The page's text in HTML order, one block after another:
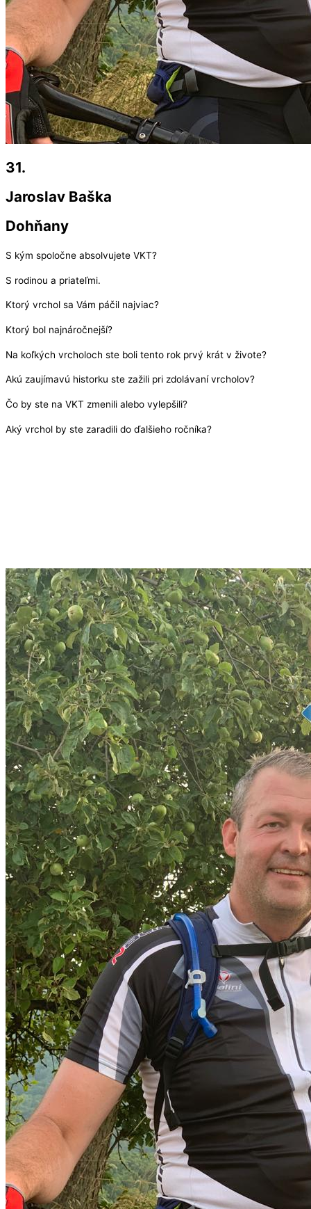
31.
Jaroslav Baška
Dohňany
S kým spoločne absolvujete VKT?
S rodinou a priateľmi.
Ktorý vrchol sa Vám páčil najviac?
Ktorý bol najnáročnejší?
Na koľkých vrcholoch ste boli tento rok prvý krát v živote?
Akú zaujímavú historku ste zažili pri zdolávaní vrcholov?
Čo by ste na VKT zmenili alebo vylepšili?
Aký vrchol by ste zaradili do ďalšieho ročníka?